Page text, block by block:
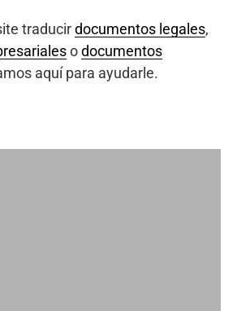
traducirdocumentos legales,
odocumentos
aquí para ayudarle.